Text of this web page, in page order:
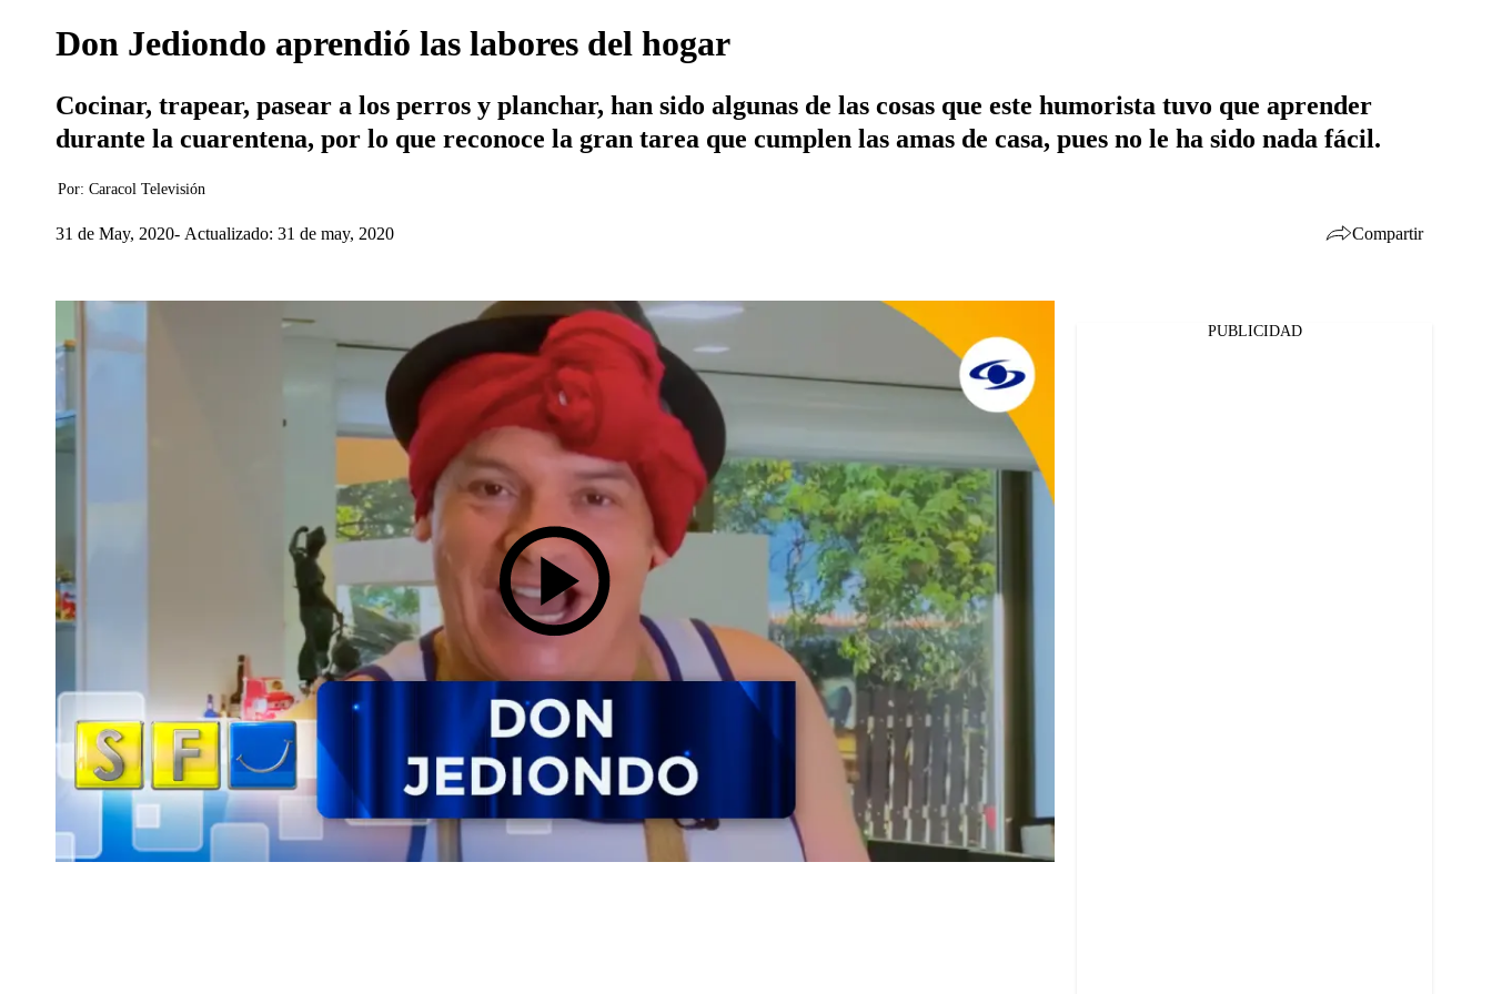
Don Jediondo aprendió las labores del hogar
Cocinar, trapear, pasear a los perros y planchar, han sido algunas de las cosas que este humorista tuvo que aprender
durante la cuarentena, por lo que reconoce la gran tarea que cumplen las amas de casa, pues no le ha sido nada fácil.
Por: Caracol Televisión
31 de May, 2020 Actualizado: 31 de may, 2020 Compartir
PUBLICIDAD